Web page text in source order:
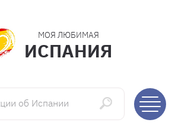
МОЯ ЛЮБИМАЯ
ИСПАНИЯ
Испании